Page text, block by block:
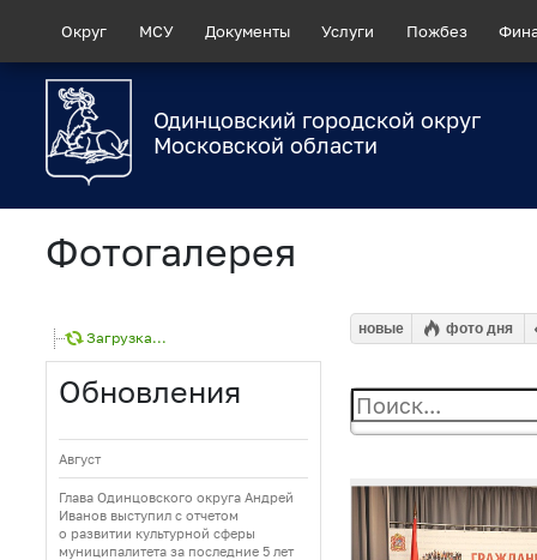
Округ МСУ Документы Услуги Пожбез
Одинцовский городской округ
Московской области
Фотогалерея
Загрузка...
Обновления
Август
Глава Одинцовского округа Андрей
Иванов выступил с отчетом
о развитии культурной сферы
муниципалитета за последние 5 лет
новые фото дня